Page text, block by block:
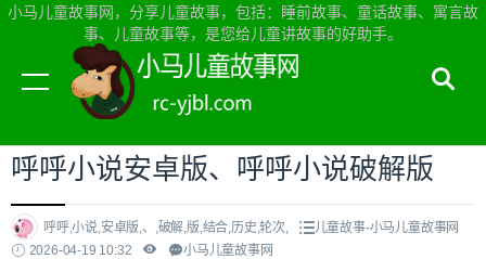
小马儿童故事网，分享儿童故事，包括：睡前故事、童话故事、寓言故
事、儿童故事等，是您给儿童讲故事的好助手。
当前位置：小马儿童故事网首页>儿童故事
呼呼小说安卓版、呼呼小说破解版
呼呼,小说,安卓版,、,破解,版,结合,历史,轮次,
儿童故事-小马儿童故事网
2026-04-19 10:32
小马儿童故事网